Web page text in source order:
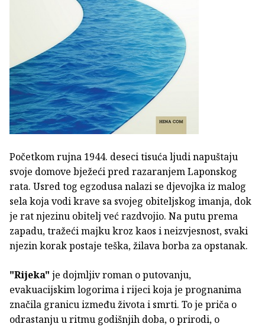
Početkom rujna 1944. deseci tisuća ljudi napuštaju
svoje domove bježeći pred razaranjem Laponskog
rata. Usred tog egzodusa nalazi se djevojka iz malog
sela koja vodi krave sa svojeg obiteljskog imanja, dok
je rat njezinu obitelj već razdvojio. Na putu prema
zapadu, tražeći majku kroz kaos i neizvjesnost, svaki
njezin korak postaje teška, žilava borba za opstanak.
"Rijeka" je dojmljiv roman o putovanju,
evakuacijskim logorima i rijeci koja je prognanima
značila granicu između života i smrti. To je priča o
odrastanju u ritmu godišnjih doba, o prirodi, o